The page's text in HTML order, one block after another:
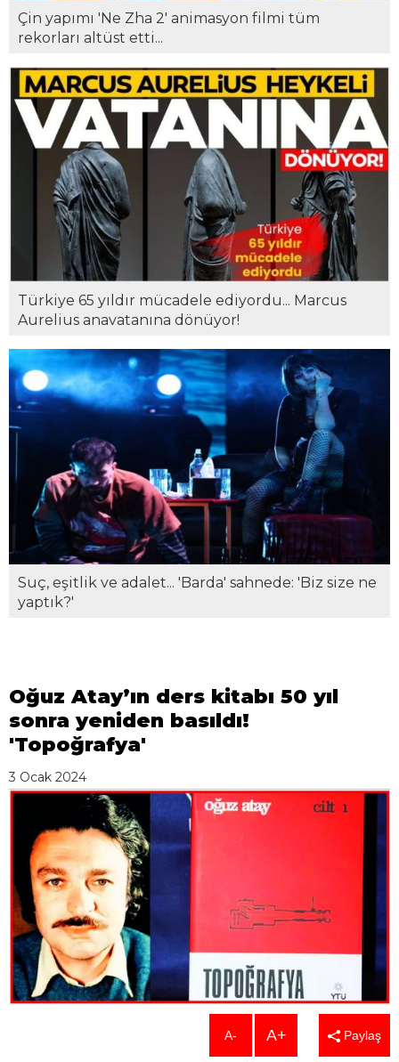
Çin yapımı 'Ne Zha 2' animasyon filmi tüm
rekorları altüst etti...
Türkiye 65 yıldır mücadele ediyordu... Marcus
Aurelius anavatanına dönüyor!
Suç, eşitlik ve adalet... 'Barda' sahnede: 'Biz size ne
yaptık?'
Oğuz Atay’ın ders kitabı 50 yıl
sonra yeniden basıldı!
'Topoğrafya'
3 Ocak 2024
A- A+ Paylaş